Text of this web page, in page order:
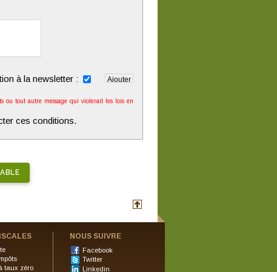
à la newsletter :
ou tout autre message qui violerait les lois en
ces conditions.
taux zéro
NOUS SUIVRE
Facebook
Twitter
Linkedin